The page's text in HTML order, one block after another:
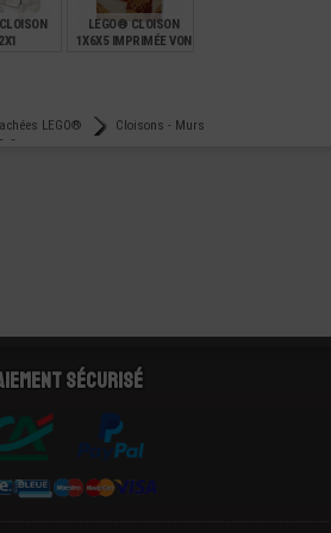
LEGO® CLOISON
1X6X5 IMPRIMÉE VON
LEGO®
Cloisons - Murs
sécurisé